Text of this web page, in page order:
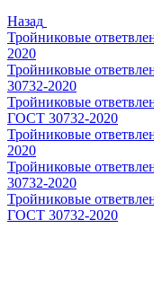
Назад
Тройниковые
2020
Тройниковые
30732-2020
Тройниковые
ГОСТ 30732-2020
Тройниковые
2020
Тройниковые
30732-2020
Тройниковые
ГОСТ 30732-2020